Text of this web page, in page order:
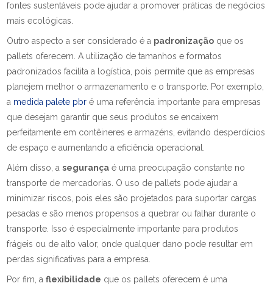
fontes sustentáveis pode ajudar a promover práticas de negócios
mais ecológicas.
Outro aspecto a ser considerado é a padronização que os
pallets oferecem. A utilização de tamanhos e formatos
padronizados facilita a logística, pois permite que as empresas
planejem melhor o armazenamento e o transporte. Por exemplo,
a medida palete pbr é uma referência importante para empresas
que desejam garantir que seus produtos se encaixem
perfeitamente em contêineres e armazéns, evitando desperdícios
de espaço e aumentando a eficiência operacional.
Além disso, asegurança é uma preocupação constante no
transporte de mercadorias. O uso de pallets pode ajudar a
minimizar riscos, pois eles são projetados para suportar cargas
pesadas e são menos propensos a quebrar ou falhar durante o
transporte. Isso é especialmente importante para produtos
frágeis ou de alto valor, onde qualquer dano pode resultar em
perdas significativas para a empresa.
Por fim, aflexibilidade que os pallets oferecem é uma